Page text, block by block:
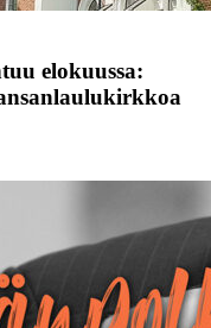
elokuussa: